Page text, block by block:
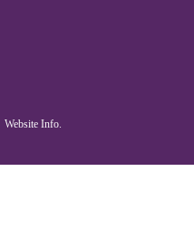
Website Info.